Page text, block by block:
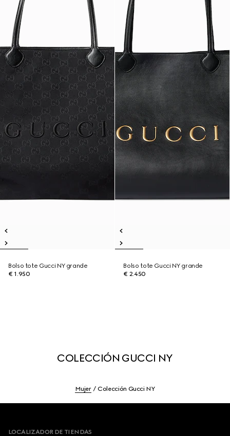
Bolso tote Gucci NY grande
€ 1.950
Bolso tote Gucci NY grande
€ 2.450
COLECCIÓN GUCCI NY
Mujer Colección Gucci NY
LOCALIZADOR DE TIENDAS